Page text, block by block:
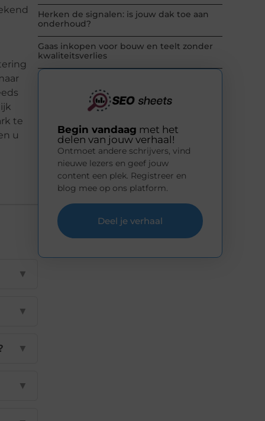
te
u
▼
▼
▼
▼
Herken de signalen: is jouw dak toe aan
onderhoud?
Gaas inkopen voor bouw en teelt zonder
kwaliteitsverlies
Begin vandaag met het
delen van jouw verhaal!
Ontmoet andere schrijvers, vind
nieuwe lezers en geef jouw
content een plek. Registreer en
blog mee op ons platform.
Deel je verhaal